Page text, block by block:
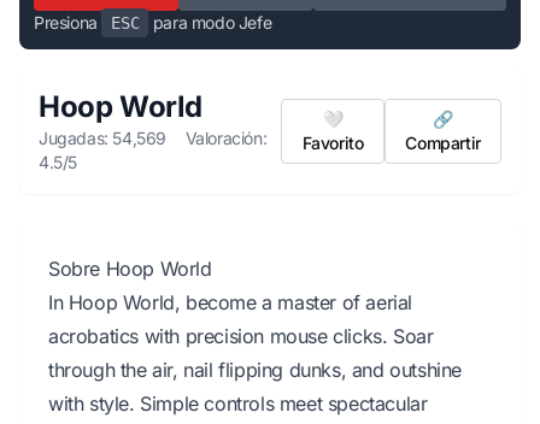
Presiona ESC para modo Jefe
Hoop World
Jugadas: 54,569
Valoración:
4.5/5
🤍
Favorito
🔗
Compartir
Sobre Hoop World
In Hoop World, become a master of aerial
acrobatics with precision mouse clicks. Soar
through the air, nail flipping dunks, and outshine
with style. Simple controls meet spectacular